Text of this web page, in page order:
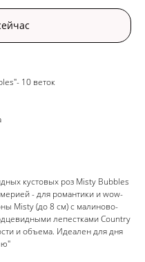
- 10 веток
кустовых роз Misty Bubbles
- для романтики и wow-
Misty (до 8 см) с малиново-
лепестками Country
и объема. Идеален для дня